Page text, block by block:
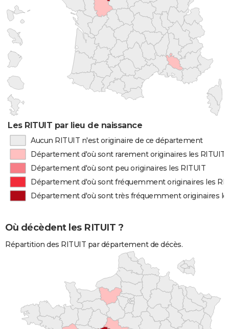
Les RITUIT par lieu de naissance
Aucun RITUIT n'est originaire de ce département
Département d'où sont rarement originaires les RITUIT
Département d'où sont peu originaires les RITUIT
Département d'où sont fréquemment originaires les
Département d'où sont très fréquemment originaires
Où décèdent les RITUIT ?
Répartition des RITUIT par département de décès.